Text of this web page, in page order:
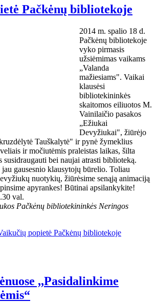
Pačkėnų bibliotekoje
2014 m. spalio 18 d.
Pačkėnų bibliotekoje
vyko pirmasis
užsiėmimas vaikams
„Valanda
mažiesiams". Vaikai
klausėsi
bibliotekininkės
skaitomos eiliuotos M.
Vainilaičio pasakos
„Ežiukai
Devyžiukai", žiūrėjo
Tauškalytė" ir pynė žymeklius
ir močiutėmis praleistas laikas, šilta
susidraugauti bei naujai atrasti biblioteką.
gausesnio klausytojų būrelio. Toliau
nuotykių, žiūrėsime senąją animaciją
apyrankes! Būtinai apsilankykite!
val.
Pačkėnų bibliotekininkės Neringos
popietė Pačkėnų bibliotekoje
,,Pasidalinkime